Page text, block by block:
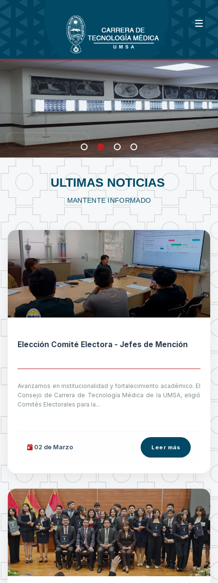
Bioimagenología
Fisioterapia y Kinesiología
Laboratorio Clínico
ULTIMAS NOTICIAS
MANTENTE INFORMADO
Elección Comité Electora - Jefes de Mención
Avanzamos en institucionalidad y fortalecimiento académico. El
Consejo de Carrera de Tecnología Médica de la UMSA, eligió
Comités Electorales para la...
02 de Marzo Leer más